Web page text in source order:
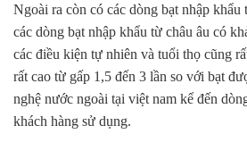
Ngoài ra còn có các dòng bạt nhập
các dòng bạt nhập khẩu từ châu âu có
các điều kiện tự nhiên và tuổi thọ cũng
rất cao từ gấp 1,5 đến 3 lần so với bạt
nghệ nước ngoài tại việt nam kể đến
khách hàng sử dụng.